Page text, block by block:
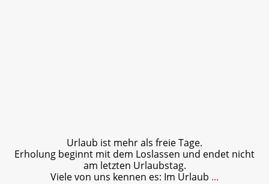
Urlaub ist mehr als freie Tage.
Erholung beginnt mit dem Loslassen und endet nicht
am letzten Urlaubstag.
Viele von uns kennen es: Im Urlaub ...